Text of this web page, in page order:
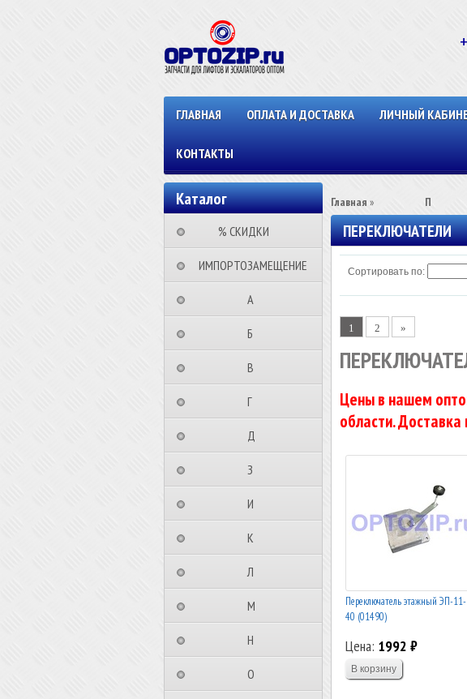
ГЛАВНАЯ ОПЛАТА И ДОСТАВКА ЛИЧНЫЙ
КОНТАКТЫ
Каталог
⠀⠀⠀% СКИДКИ⠀⠀⠀⠀
⠀ИМПОРТОЗАМЕЩЕНИЕ
⠀⠀⠀⠀⠀⠀А⠀⠀⠀⠀⠀⠀⠀
⠀⠀⠀⠀⠀⠀Б⠀⠀⠀⠀⠀⠀⠀
⠀⠀⠀⠀⠀⠀В⠀⠀⠀⠀⠀⠀⠀
⠀⠀⠀⠀⠀⠀Г⠀⠀⠀⠀⠀⠀⠀
⠀⠀⠀⠀⠀⠀Д⠀⠀⠀⠀⠀⠀⠀
⠀⠀⠀⠀⠀⠀З⠀⠀⠀⠀⠀⠀⠀
⠀⠀⠀⠀⠀⠀И⠀⠀⠀⠀⠀⠀⠀
⠀⠀⠀⠀⠀⠀К⠀⠀⠀⠀⠀⠀⠀
⠀⠀⠀⠀⠀⠀Л⠀⠀⠀⠀⠀⠀⠀
⠀⠀⠀⠀⠀⠀М⠀⠀⠀⠀⠀⠀⠀
⠀⠀⠀⠀⠀⠀Н⠀⠀⠀⠀⠀⠀⠀
⠀⠀⠀⠀⠀⠀О⠀⠀⠀⠀⠀⠀⠀
Главная »
ПЕРЕКЛЮЧАТЕЛИ
Сортировать по:
1 2 »
Цены в нашем
области. Доставка
Переключатель этажный ЭП-11-
40 (01490)
Цена: 1992 ₽